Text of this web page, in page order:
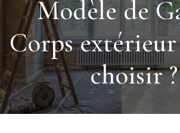
Modèle de
Corps
choisir ?